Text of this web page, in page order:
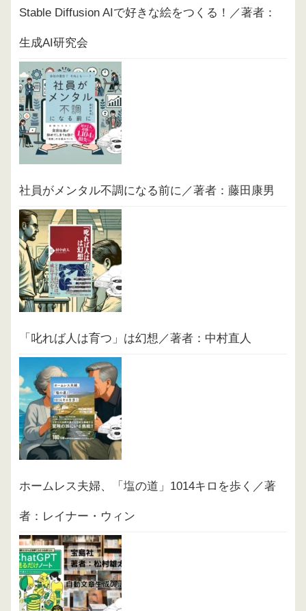
Stable Diffusion AIで好きな絵をつくる！／著者：
生成AI研究会
社員がメンタル不調になる前に／著者：藤田康男
「叱れば人は育つ」は幻想／著者：中村直人
ホームレス夫婦、「塩の道」1014キロを歩く／著
者：レイナー・ウィン